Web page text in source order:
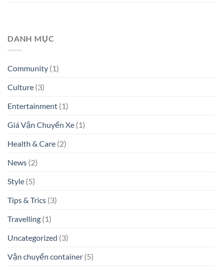
DANH MỤC
Community (1)
Culture (3)
Entertainment (1)
Giá Vận Chuyển Xe (1)
Health & Care (2)
News (2)
Style (5)
Tips & Trics (3)
Travelling (1)
Uncategorized (3)
Vận chuyển container (5)